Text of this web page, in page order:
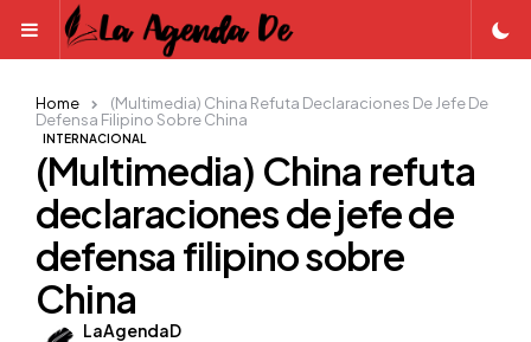
Menu
INTERNACIONAL
(Multimedia) China refuta
declaraciones de jefe de
defensa filipino sobre
China
Posted
LaAgendaD
Home
(Multimedia) China Refuta Declaraciones De Jefe De
Defensa Filipino Sobre China